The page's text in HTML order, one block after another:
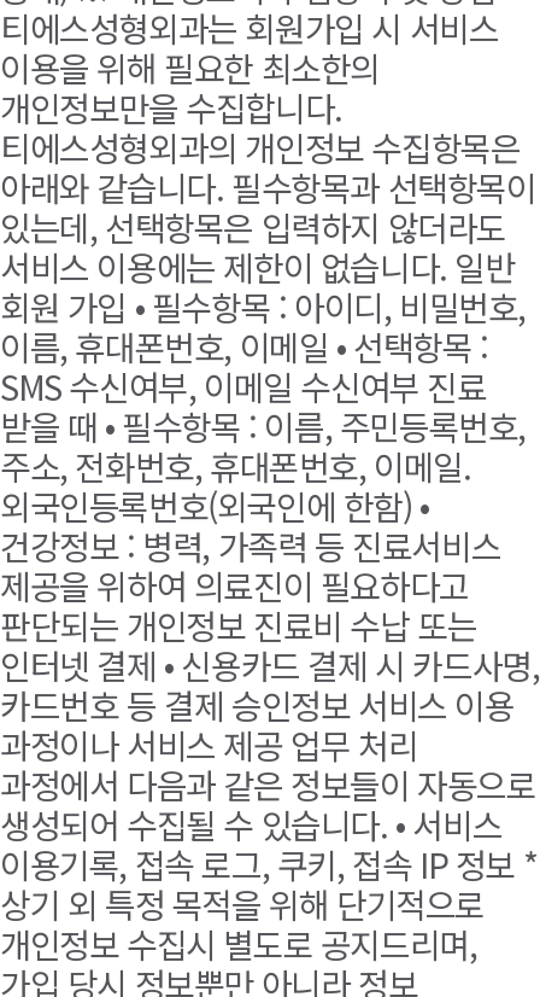
티에스성형외과는 회원가입 시 서비스
이용을 위해 필요한 최소한의
개인정보만을 수집합니다.
티에스성형외과의 개인정보 수집항목은
아래와 같습니다. 필수항목과 선택항목이
있는데, 선택항목은 입력하지 않더라도
서비스 이용에는 제한이 없습니다. 일반
회원 가입 • 필수항목 : 아이디, 비밀번호,
이름, 휴대폰번호, 이메일 • 선택항목 :
SMS 수신여부, 이메일 수신여부 진료
받을 때 • 필수항목 : 이름, 주민등록번호,
주소, 전화번호, 휴대폰번호, 이메일.
외국인등록번호(외국인에 한함) •
건강정보 : 병력, 가족력 등 진료서비스
제공을 위하여 의료진이 필요하다고
판단되는 개인정보 진료비 수납 또는
인터넷 결제 • 신용카드 결제 시 카드사명,
카드번호 등 결제 승인정보 서비스 이용
과정이나 서비스 제공 업무 처리
과정에서 다음과 같은 정보들이 자동으로
생성되어 수집될 수 있습니다. • 서비스
이용기록, 접속 로그, 쿠키, 접속 IP 정보 *
상기 외 특정 목적을 위해 단기적으로
개인정보 수집시 별도로 공지드리며,
가입 당시 정보뿐만 아니라 정보